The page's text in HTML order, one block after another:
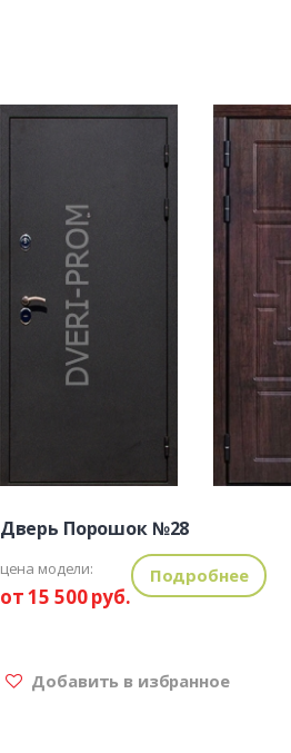
Дверь Порошок №28
цена модели:
от 15 500 руб.
Подробнее
Добавить в избранное